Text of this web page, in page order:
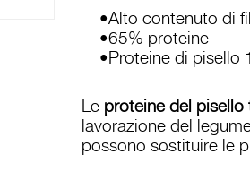
•Alto contenuto di
•65% proteine
•Proteine di pisello
Le proteine del pisello
lavorazione del
possono sostituire le